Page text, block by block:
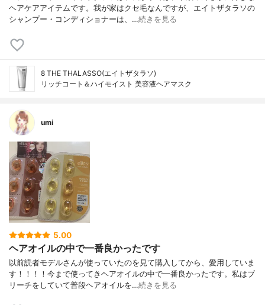
ヘアケアアイテムです。我が家はクセ毛なんですが、エイトザタラソの
シャンプー・コンディショナーは、…続きを見る
8 THE THALASSO(エイトザタラソ)
リッチコート＆ハイモイスト 美容液ヘアマスク
umi
5.00
ヘアオイルの中で一番良かったです
以前読者モデルさんが使っていたのを見て購入してから、愛用していま
す！！！！今まで使ってきヘアオイルの中で一番良かったです。私はブ
リーチをしていて普段ヘアオイルを…続きを見る